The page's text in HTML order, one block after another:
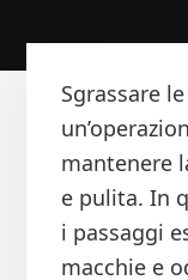
Sgrassare
mantenere
e pulita. In
i passaggi
macchie e